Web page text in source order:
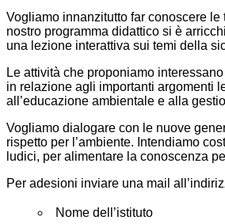
Vogliamo innanzitutto far conoscere
nostro programma didattico si è
una lezione interattiva sui temi della
Le attività che proponiamo
in relazione agli importanti argomenti
all’educazione ambientale e alla
Vogliamo dialogare con le nuove
rispetto per l’ambiente. Intendiamo
ludici, per alimentare la conoscenza
Per adesioni inviare una mail
Nome dell’istituto